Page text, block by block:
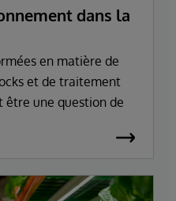
dans la
en matière de
et de traitement
être une question de